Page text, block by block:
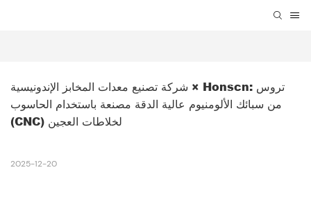
شركة تصنيع معدات المخابز الإندونيسية × Honscn: تروس
من سبائك الألومنيوم عالية الدقة مصنعة باستخدام الحاسوب
(CNC) لخلاطات العجين
2025-12-20